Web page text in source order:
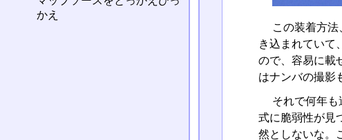
この装着方
き込まれていて
ので、容易に載
はナンバの撮影
それで何年
式に脆弱性が見
然としないな。
かえ